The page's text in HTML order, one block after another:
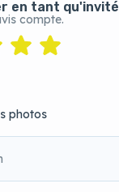
en tant qu'invité
compte.
photos